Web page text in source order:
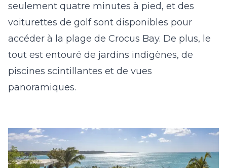
seulement quatre minutes à pied, et des
voiturettes de golf sont disponibles pour
accéder à la plage de Crocus Bay. De plus, le
tout est entouré de jardins indigènes, de
piscines scintillantes et de vues
panoramiques.